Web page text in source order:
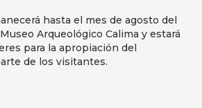
hasta el mes de agosto del
Arqueológico Calima y estará
para la apropiación del
de los visitantes.